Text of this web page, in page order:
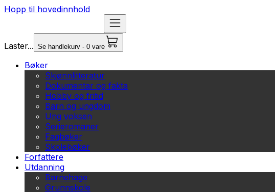
Hopp til hovedinnhold
Laster... Se handlekurv - 0 vare
Bøker
Skjønnlitteratur
Dokumentar og fakta
Hobby og fritid
Barn og ungdom
Ung voksen
Serieromaner
Fagbøker
Skolebøker
Forfattere
Utdanning
Barnehage
Grunnskole